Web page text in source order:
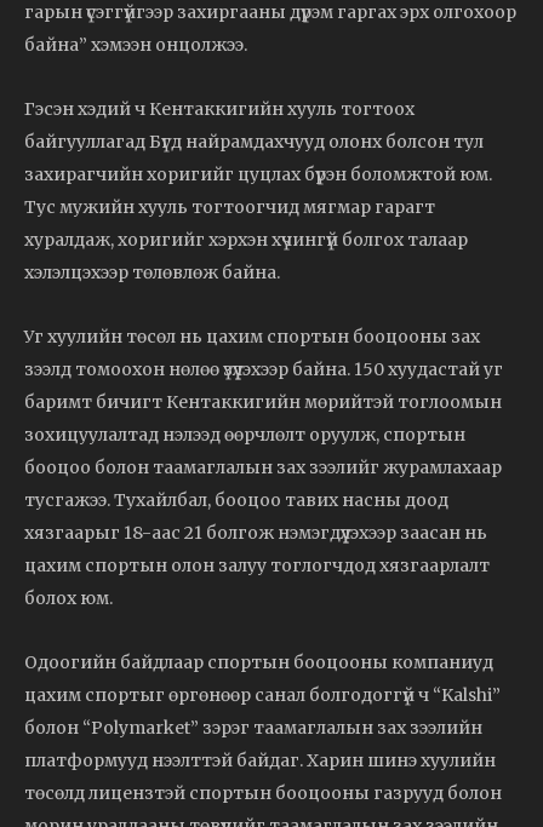
гарын үсэггүйгээр захиргааны дүрэм гаргах эрх олгохоор
байна” хэмээн онцолжээ.
Гэсэн хэдий ч Кентаккигийн хууль тогтоох
байгууллагад Бүгд найрамдахчууд олонх болсон тул
захирагчийн хоригийг цуцлах бүрэн боломжтой юм.
Тус мужийн хууль тогтоогчид мягмар гарагт
хуралдаж, хоригийг хэрхэн хүчингүй болгох талаар
хэлэлцэхээр төлөвлөж байна.
Уг хуулийн төсөл нь цахим спортын бооцооны зах
зээлд томоохон нөлөө үзүүлэхээр байна. 150 хуудастай уг
баримт бичигт Кентаккигийн мөрийтэй тоглоомын
зохицуулалтад нэлээд өөрчлөлт оруулж, спортын
бооцоо болон таамаглалын зах зээлийг журамлахаар
тусгажээ. Тухайлбал, бооцоо тавих насны доод
хязгаарыг 18-аас 21 болгож нэмэгдүүлэхээр заасан нь
цахим спортын олон залуу тоглогчдод хязгаарлалт
болох юм.
Одоогийн байдлаар спортын бооцооны компаниуд
цахим спортыг өргөнөөр санал болгодоггүй ч “Kalshi”
болон “Polymarket” зэрэг таамаглалын зах зээлийн
платформууд нээлттэй байдаг. Харин шинэ хуулийн
төсөлд лицензтэй спортын бооцооны газрууд болон